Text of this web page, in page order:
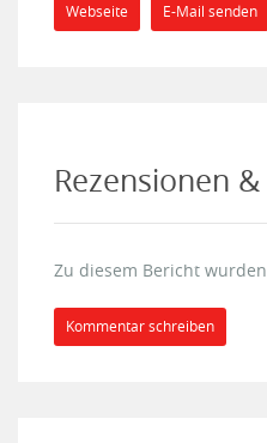
Webseite E-Mail senden
Rezensionen &
Zu diesem Bericht wurden
Kommentar schreiben